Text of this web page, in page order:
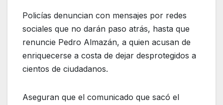
Policías denuncian con mensajes por redes
sociales que no darán paso atrás, hasta que
renuncie Pedro Almazán, a quien acusan de
enriquecerse a costa de dejar desprotegidos a
cientos de ciudadanos.
Aseguran que el comunicado que sacó el